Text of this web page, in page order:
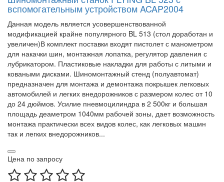
вспомогательным устройством ACAP2004
Данная модель является усовершенствованной
модификацией крайне популярного BL 513 (стол доработан и
увеличен)В комплект поставки входят пистолет с манометром
для накачки шин, монтажная лопатка, регулятор давления с
лубрикатором. Пластиковые накладки для работы с литыми и
коваными дисками. Шиномонтажный стенд (полуавтомат)
предназначен для монтажа и демонтажа покрышек легковых
автомобилей и легких внедорожников с размером колес от 10
до 24 дюймов. Усилие пневмоцилиндра в 2 500кг и большая
площадь деаметром 1040мм рабочей зоны, дает возможность
монтажа практически всех видов колес, как легковых машин
так и легких внедорожников...
Цена по запросу